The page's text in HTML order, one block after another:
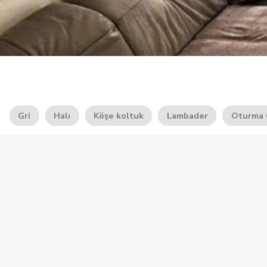
Gri Halı Köşe koltuk Lambader Oturma